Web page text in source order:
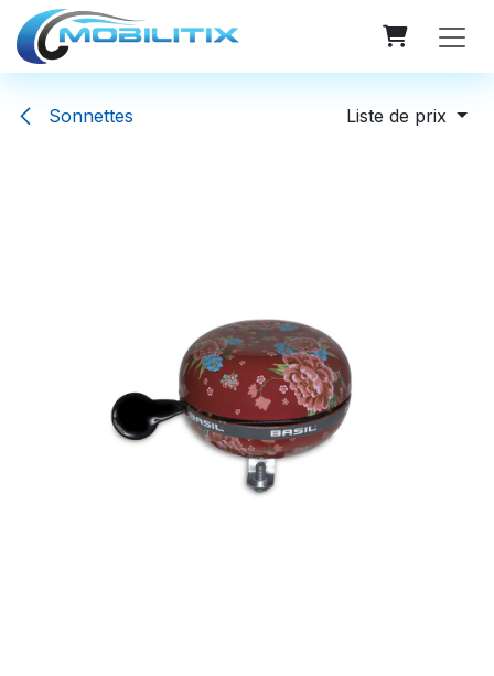
Se rendre au contenu
Sonnettes Liste de prix